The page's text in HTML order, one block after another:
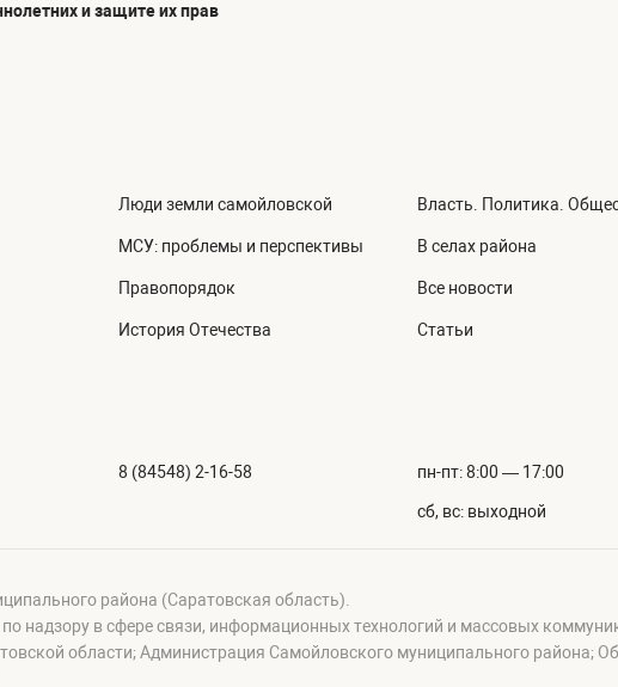
и защите их прав
Люди земли самойловской
МСУ: проблемы и перспективы
Правопорядок
История Отечества
Власть. Политика.
В селах района
Все новости
Статьи
8 (84548) 2-16-58 пн-пт: 8:00 — 17:00
сб, вс: выходной
района (Саратовская область).
надзору в сфере связи, информационных технологий и массовых
области; Администрация Самойловского муниципального района;